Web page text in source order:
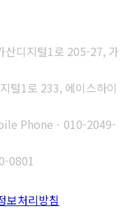
산디지털1로 205-27, 가
털1로 233, 에이스하이
Phoneㆍ010-2049-
0801
보처리방침